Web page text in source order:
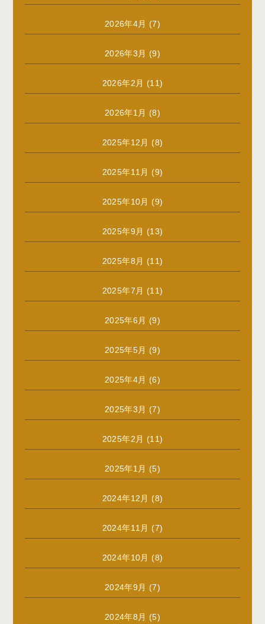
2026年4月 (7)
2026年3月 (9)
2026年2月 (11)
2026年1月 (8)
2025年12月 (8)
2025年11月 (9)
2025年10月 (9)
2025年9月 (13)
2025年8月 (11)
2025年7月 (11)
2025年6月 (9)
2025年5月 (9)
2025年4月 (6)
2025年3月 (7)
2025年2月 (11)
2025年1月 (5)
2024年12月 (8)
2024年11月 (7)
2024年10月 (8)
2024年9月 (7)
2024年8月 (5)